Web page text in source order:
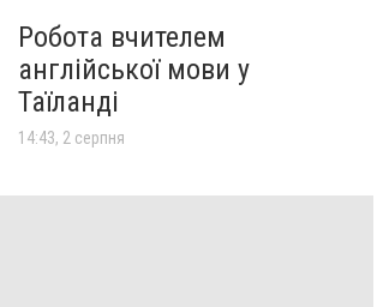
Робота вчителем
англійської мови у
Таїланді
14:43, 2 серпня